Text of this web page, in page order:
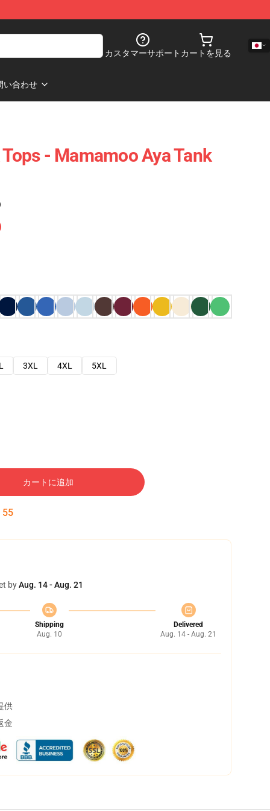
カスタマーサポート カートを見る
い合わせ
- Mamamoo Aya Tank
3XL 4XL
5XL
カートに追加
54
byAug. 14 - Aug. 21
Shipping
Aug. 10
Delivered
Aug. 14 - Aug. 21
供
金